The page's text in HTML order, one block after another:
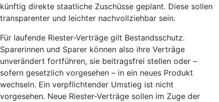
künftig direkte staatliche Zuschüsse geplant. Diese sollen
transparenter und leichter nachvollziehbar sein.
Für laufende Riester-Verträge gilt Bestandsschutz.
Sparerinnen und Sparer können also ihre Verträge
unverändert fortführen, sie beitragsfrei stellen oder –
sofern gesetzlich vorgesehen – in ein neues Produkt
wechseln. Ein verpflichtender Umstieg ist nicht
vorgesehen. Neue Riester-Verträge sollen im Zuge der